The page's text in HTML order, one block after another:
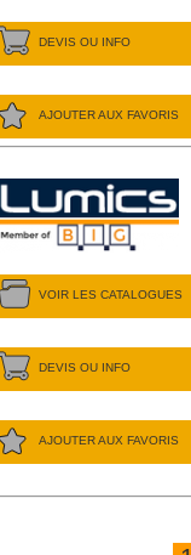
DEVIS OU INFO
AJOUTER AUX FAVORIS
VOIR LES CATALOGUES
DEVIS OU INFO
AJOUTER AUX FAVORIS